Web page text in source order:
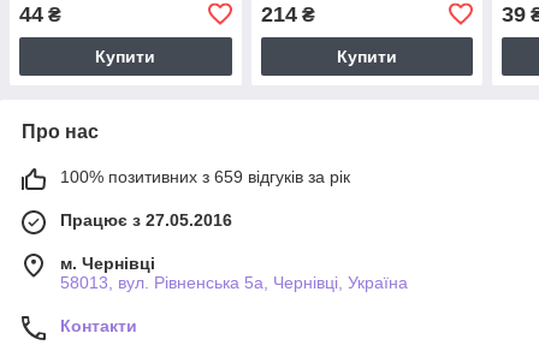
44 ₴
Купити
214₴
Купити
39
Про нас
100% позитивних з 659 відгуків за рік
Працює з 27.05.2016
м. Чернівці
58013, вул. Рівненська 5а, Чернівці, Україна
Контакти